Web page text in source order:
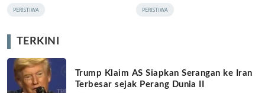
PERISTIWA PERISTIWA
TERKINI
Trump Klaim AS Siapkan Serangan ke Iran
Terbesar sejak Perang Dunia II